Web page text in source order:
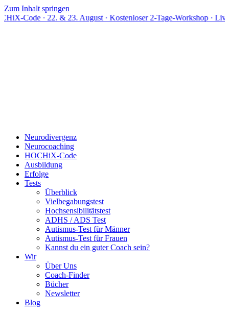
Zum Inhalt springen
· 22. & 23. August · Kostenloser 2-Tage-Workshop · Live online
Neurodivergenz
Neurocoaching
HOCHiX-Code
Ausbildung
Erfolge
Tests
Überblick
Vielbegabungstest
Hochsensibilitätstest
ADHS / ADS Test
Autismus-Test für Männer
Autismus-Test für Frauen
Kannst du ein guter Coach sein?
Wir
Über Uns
Coach-Finder
Bücher
Newsletter
Blog